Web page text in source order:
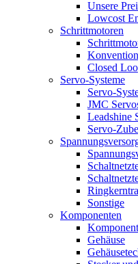
Unsere
Lowcost
Schrittmotoren
Closed
Servo-Systeme
Servo-
JMC
Leadshine
Servo-
Sonstige
Komponenten
Gehäuse